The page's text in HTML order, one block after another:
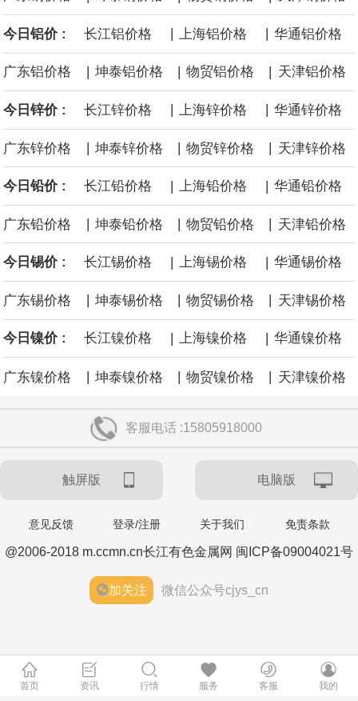
后续14艘平均每艘约180亿美元。
令市场通胀预期下降，推动黄金价格从此前持续数周、位于4000美
元上方的盘整区间中进一步上涨。
海力士：龙仁工厂将生产高带宽内存（HBM）及其他下一代动态随
机存取存储器（DRAM）。
今日铝价 : 长江铝价格 上海铝价格 华通铝价格
广东铝价格 | 坤泰铝价格 | 物贸铝价格 | 天津铝价格
今日锌价 : 长江锌价格 上海锌价格 华通锌价格
广东锌价格 | 坤泰锌价格 | 物贸锌价格 | 天津锌价格
今日铅价 : 长江铅价格 | 上海铅价格 | 华通铅价格
广东铅价格 坤泰铅价格 物贸铅价格 天津铅价格
今日锡价 : 长江锡价格 | 上海锡价格 | 华通锡价格
广东锡价格 坤泰锡价格 物贸锡价格 天津锡价格
今日镍价 : 长江镍价格 | 上海镍价格 | 华通镍价格
广东镍价格 | 坤泰镍价格 | 物贸镍价格 | 天津镍价格
客服电话 :15805918000
触屏版 电脑版
意见反馈 登录/注册 关于我们 免责条款
@2006-2018 m.ccmn.cn长江有色金属网 闽ICP备09004021号
加关注 微信公众号cjys_cn
首页 资讯 行情 服务 客服 我的